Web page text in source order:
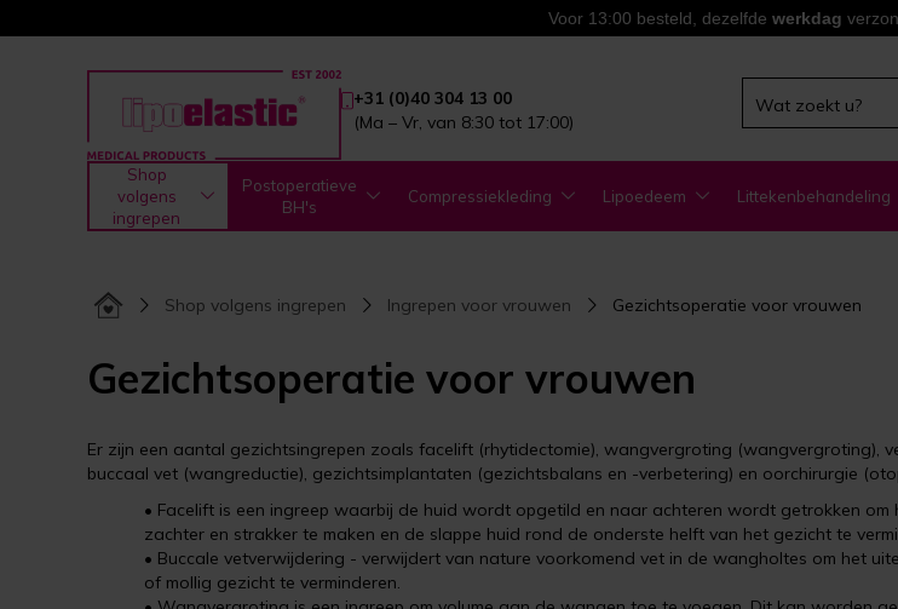
Voor 13:00 besteld, dezelfde werkdag
+31 (0)40 304 13 00
(Ma – Vr, van 8:30 tot 17:00)
Shop
volgens
ingrepen
Postoperatieve
BH's
Compressiekleding Lipoedeem Littekenbehandeling
Shop volgens ingrepen Ingrepen voor vrouwen Gezichtsoperatie voor vrouwen
Gezichtsoperatie voor vrouwen
Er zijn een aantal gezichtsingrepen zoals facelift (rhytidectomie), wangvergroting (wangvergroting),
buccaal vet (wangreductie), gezichtsimplantaten (gezichtsbalans en -verbetering) en oorchirurgie
• Facelift is een ingreep waarbij de huid wordt opgetild en naar achteren wordt getrokken om
zachter en strakker te maken en de slappe huid rond de onderste helft van het gezicht te
• Buccale vetverwijdering - verwijdert van nature voorkomend vet in de wangholtes om het
of mollig gezicht te verminderen.